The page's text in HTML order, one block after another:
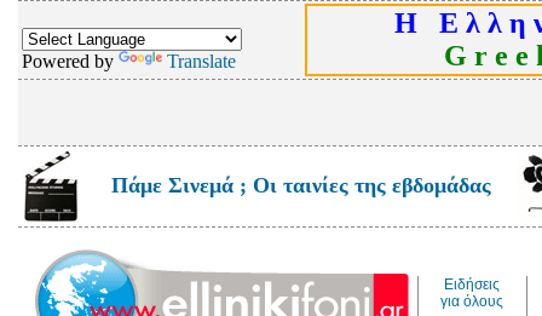
Powered by Translate
Η Ε λ λ η
G r e e
Πάμε Σινεμά ; Οι ταινίες της εβδομάδας
Ειδήσεις
για όλους